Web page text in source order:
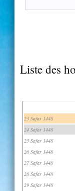
Liste des
23 Safar 1448
24 Safar 1448
25 Safar 1448
26 Safar 1448
27 Safar 1448
28 Safar 1448
29 Safar 1448